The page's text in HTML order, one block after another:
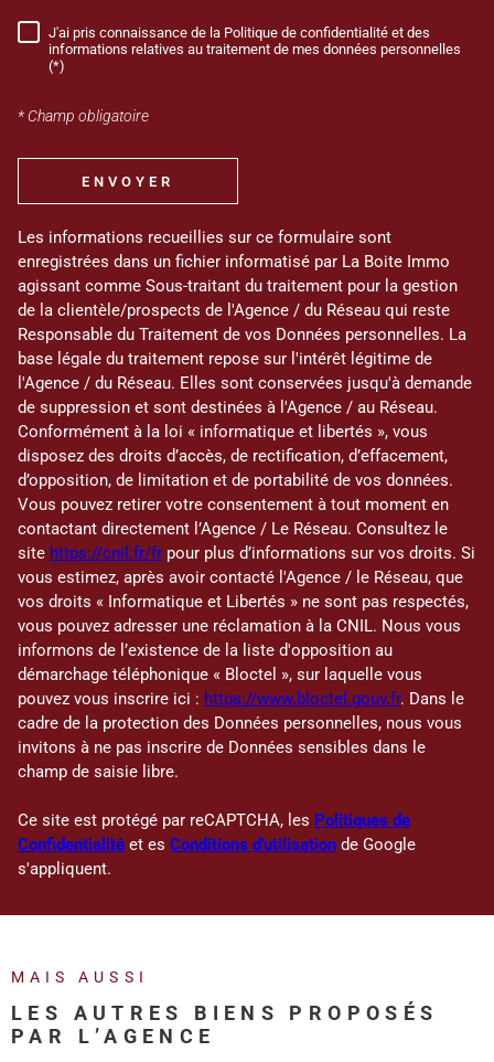
RÈGLEMENTATION
J'ai pris connaissance de la Politique de confidentialité et des
informations relatives au traitement de mes données personnelles
(*)
* Champ obligatoire
ENVOYER
Les informations recueillies sur ce formulaire sont
enregistrées dans un fichier informatisé par La Boite Immo
agissant comme Sous-traitant du traitement pour la gestion
de la clientèle/prospects de l'Agence / du Réseau qui reste
Responsable du Traitement de vos Données personnelles. La
base légale du traitement repose sur l'intérêt légitime de
l'Agence / du Réseau. Elles sont conservées jusqu'à demande
de suppression et sont destinées à l'Agence / au Réseau.
Conformément à la loi « informatique et libertés », vous
disposez des droits d’accès, de rectification, d’effacement,
d’opposition, de limitation et de portabilité de vos données.
Vous pouvez retirer votre consentement à tout moment en
contactant directement l’Agence / Le Réseau. Consultez le
site https://cnil.fr/fr pour plus d’informations sur vos droits. Si
vous estimez, après avoir contacté l'Agence / le Réseau, que
vos droits « Informatique et Libertés » ne sont pas respectés,
vous pouvez adresser une réclamation à la CNIL. Nous vous
informons de l’existence de la liste d'opposition au
démarchage téléphonique « Bloctel », sur laquelle vous
pouvez vous inscrire ici : https://www.bloctel.gouv.fr. Dans le
cadre de la protection des Données personnelles, nous vous
invitons à ne pas inscrire de Données sensibles dans le
champ de saisie libre.
Ce site est protégé par reCAPTCHA, les Politiques de
Confidentialité et es Conditions d'utilisation de Google
s'appliquent.
MAIS AUSSI
LES AUTRES BIENS PROPOSÉS
PAR L’AGENCE